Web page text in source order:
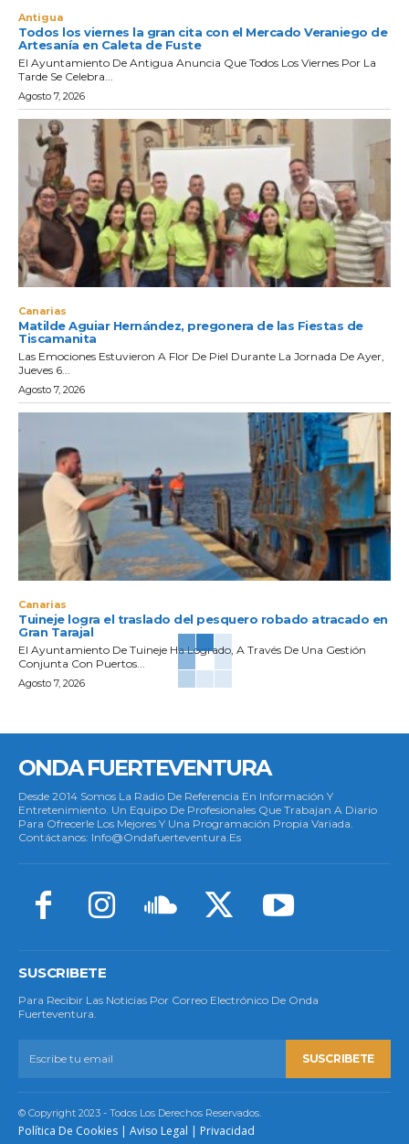
Antigua
Todos los viernes la gran cita con el Mercado Veraniego de
Artesanía en Caleta de Fuste
El Ayuntamiento De Antigua Anuncia Que Todos Los Viernes Por La
Tarde Se Celebra...
Agosto 7, 2026
Canarias
Matilde Aguiar Hernández, pregonera de las Fiestas de
Tiscamanita
Las Emociones Estuvieron A Flor De Piel Durante La Jornada De Ayer,
Jueves 6...
Agosto 7, 2026
Canarias
Tuineje logra el traslado del pesquero robado atracado en
Gran Tarajal
El Ayuntamiento De Tuineje Ha Logrado, A Través De Una Gestión
Conjunta Con Puertos...
Agosto 7, 2026
ONDA FUERTEVENTURA
Desde 2014 Somos La Radio De Referencia En Información Y
Entretenimiento. Un Equipo De Profesionales Que Trabajan A Diario
Para Ofrecerle Los Mejores Y Una Programación Propia Variada.
Contáctanos: Info@ondafuerteventura.es
SUSCRIBETE
Para Recibir Las Noticias Por Correo Electrónico De Onda
Fuerteventura.
SUSCRIBETE
© Copyright 2023 - Todos Los Derechos Reservados.
Política De Cookies | Aviso Legal | Privacidad